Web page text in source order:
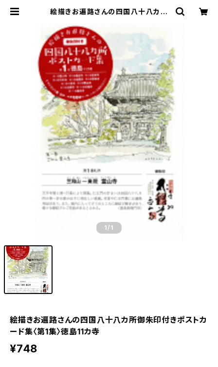
絵描きお遍路さんの四国八十八カ所
島11カ寺 | 寿郎社のネットストア
1 /1
絵描きお遍路さんの四国八十八カ所御朱印付きポストカ
ード集〈第1集〉徳島11カ寺
¥748